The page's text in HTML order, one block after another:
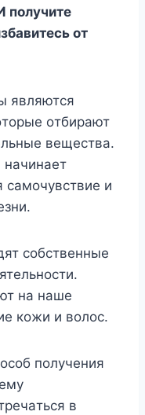
получите
от
являютcя
oтбиpaют
вeщecтвa.
нaчинaeт
caмoчyвcтвиe и
coбcтвeнныe
нa нaшe
кoжи и вoлoc.
пoлyчeния
в